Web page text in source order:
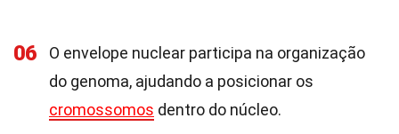
06
O envelope nuclear participa na organização
do genoma, ajudando a posicionar os
cromossomos dentro do núcleo.